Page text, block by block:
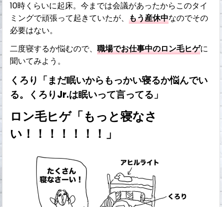
10時くらいに起床。今までは会議があったからこのタイ
ミングで頑張って起きていたが、もう産休中なのでその
必要はない。
二度寝するか悩むので、職場でお仕事中のロン毛ヒゲに
聞いてみよう。
くろり「まだ眠いからもっかい寝るか悩んでい
る。くろりJr.は眠いって言ってる」
ロン毛ヒゲ「もっと寝なさ
い！！！！！！！」